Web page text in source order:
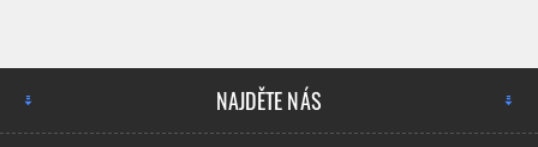
NAJDĚTE NÁS